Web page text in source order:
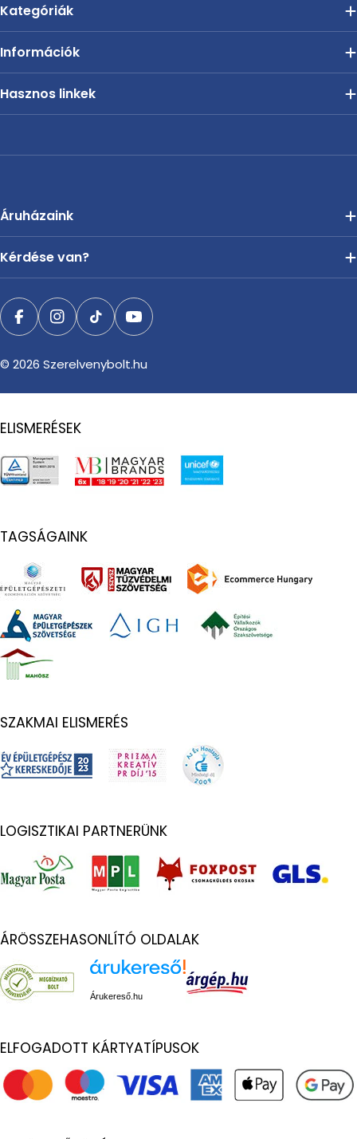
Kategóriák
Információk
Hasznos linkek
Áruházaink
Kérdése van?
FacebookInstagram
TikTokYouTube
© 2026 Szerelvenybolt.hu
ELISMERÉSEK
TAGSÁGAINK
SZAKMAI ELISMERÉS
LOGISZTIKAI PARTNERÜNK
ÁRÖSSZEHASONLÍTÓ OLDALAK
Árukereső.hu
ELFOGADOTT KÁRTYATÍPUSOK